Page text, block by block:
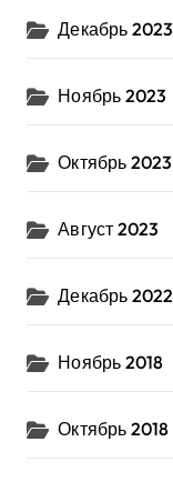
Декабрь 2023
Ноябрь 2023
Октябрь 2023
Август 2023
Декабрь 2022
Ноябрь 2018
Октябрь 2018